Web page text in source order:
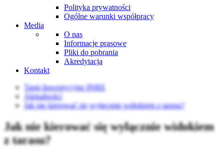
Polityka prywatności
Ogólne warunki współpracy
Media
O nas
Informacje prasowe
Pliki do pobrania
Akredytacja
Kontakt
Targi Inwestycyjne INRE
Aktualności
Jak nie kierować się wyłącznie widokiem z tarasu?
Jak nie kierować się wyłącznie widokiem
z tarasu?